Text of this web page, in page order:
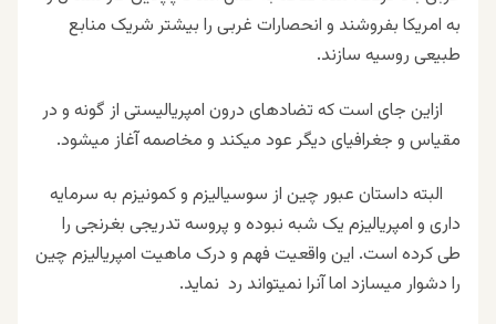
به امریکا بفروشند و انحصارات غربی را بیشتر شریک منابع
طبیعی روسیه سازند.
ازاین جای است که تضادهای درون امپریالیستی از گونه و در
مقیاس و جغرافیای دیگر عود میکند و مخاصمه آغاز میشود.
البته داستان عبور چین از سوسیالیزم و کمونیزم به سرمایه
داری و امپریالیزم یک شبه نبوده و پروسه تدریجی بغرنجی را
طی کرده است. این واقعیت فهم و درک ماهیت امپریالیزم چین
را دشوار میسازد اما آنرا نمیتواند رد نماید.